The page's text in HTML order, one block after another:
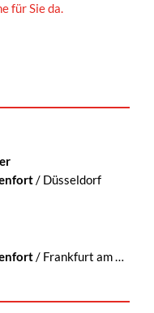
für Sie da.
/ Düsseldorf
/ Frankfurt am Main